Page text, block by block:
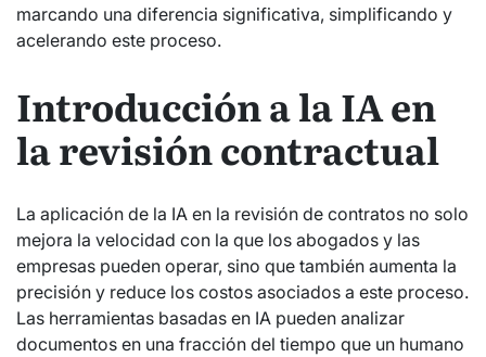
marcando una diferencia significativa, simplificando y
acelerando este proceso.
Introducción a la IA en
la revisión contractual
La aplicación de la IA en la revisión de contratos no solo
mejora la velocidad con la que los abogados y las
empresas pueden operar, sino que también aumenta la
precisión y reduce los costos asociados a este proceso.
Las herramientas basadas en IA pueden analizar
documentos en una fracción del tiempo que un humano